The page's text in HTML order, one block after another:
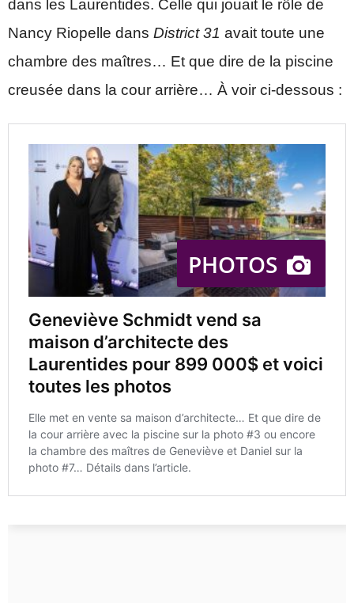
dans les Laurentides. Celle qui jouait le rôle de
Nancy Riopelle dans District 31 avait toute une
chambre des maîtres… Et que dire de la piscine
creusée dans la cour arrière… À voir ci-dessous :